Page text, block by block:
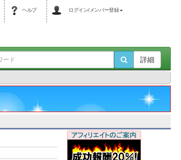
ヘルプ ログイン/メンバー登録
詳細